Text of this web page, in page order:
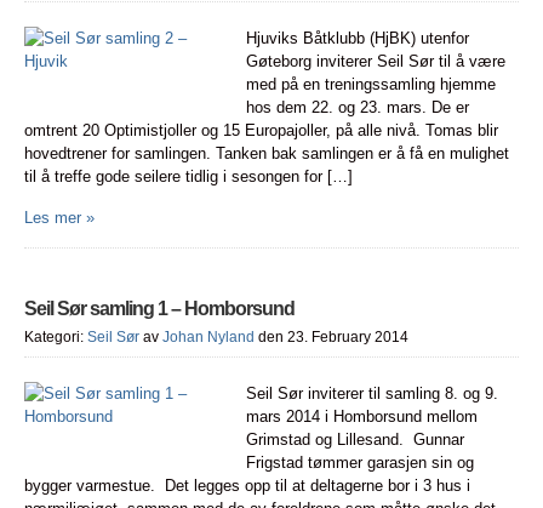
Hjuviks Båtklubb (HjBK) utenfor
Gøteborg inviterer Seil Sør til å være
med på en treningssamling hjemme
hos dem 22. og 23. mars. De er
omtrent 20 Optimistjoller og 15 Europajoller, på alle nivå. Tomas blir
hovedtrener for samlingen. Tanken bak samlingen er å få en mulighet
til å treffe gode seilere tidlig i sesongen for […]
Les mer »
Seil Sør samling 1 – Homborsund
Kategori: Seil Sør av Johan Nyland den 23. February 2014
Seil Sør inviterer til samling 8. og 9.
mars 2014 i Homborsund mellom
Grimstad og Lillesand. Gunnar
Frigstad tømmer garasjen sin og
bygger varmestue. Det legges opp til at deltagerne bor i 3 hus i